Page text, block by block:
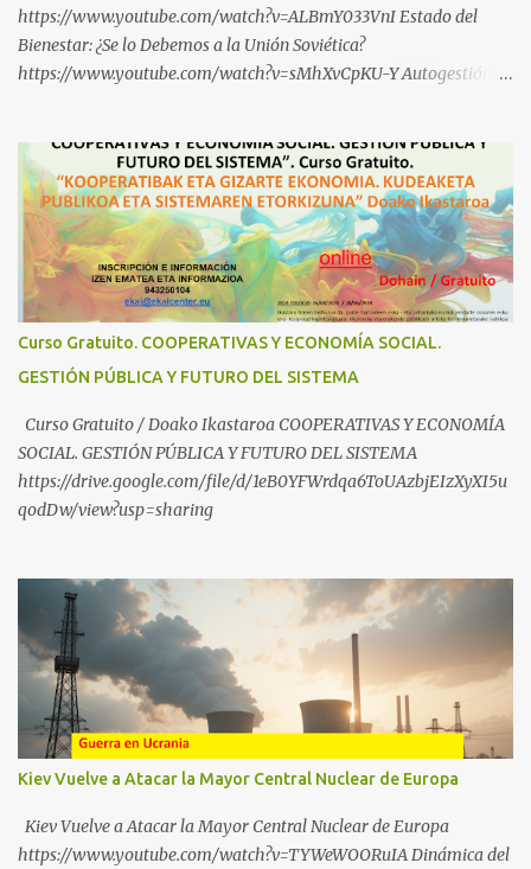
https://www.youtube.com/watch?v=ALBmY033VnI Estado del
Bienestar: ¿Se lo Debemos a la Unión Soviética?
https://www.youtube.com/watch?v=sMhXvCpKU-Y Autogestión
Industrial https://www.youtube.com/shorts/dGKjgqEvRHk
¿Conoces los nuevos canales de BABESTU? Si quieres hacer algo, o
compartir ideas, para proteger a los niños y adolescentes vascos
frente a abusos y manipulaciones: BABESTUren kanal berriak
ezagutzen dituzu? Euskal haurrak eta nerabeak abusu eta
manipulazioetatik babesteko zerbait egin nahi baduzu, edo ideiak
partekatu nahi badituzu: Telegram :
https://whatsapp.com/channel/0029VbBW56k0LKZJWzQyoE1T
SÍGUENOS EN YOUTUBE: https://www.youtube.com/@ekaicenter?
sub_confirmation=1
Curso Gratuito. COOPERATIVAS Y ECONOMÍA SOCIAL.
GESTIÓN PÚBLICA Y FUTURO DEL SISTEMA
Curso Gratuito / Doako Ikastaroa COOPERATIVAS Y ECONOMÍA
SOCIAL. GESTIÓN PÚBLICA Y FUTURO DEL SISTEMA
https://drive.google.com/file/d/1eB0YFWrdqa6ToUAzbjEIzXyXI5u
qodDw/view?usp=sharing
Kiev Vuelve a Atacar la Mayor Central Nuclear de Europa
Kiev Vuelve a Atacar la Mayor Central Nuclear de Europa
https://www.youtube.com/watch?v=TYWeWOORuIA Dinámica del